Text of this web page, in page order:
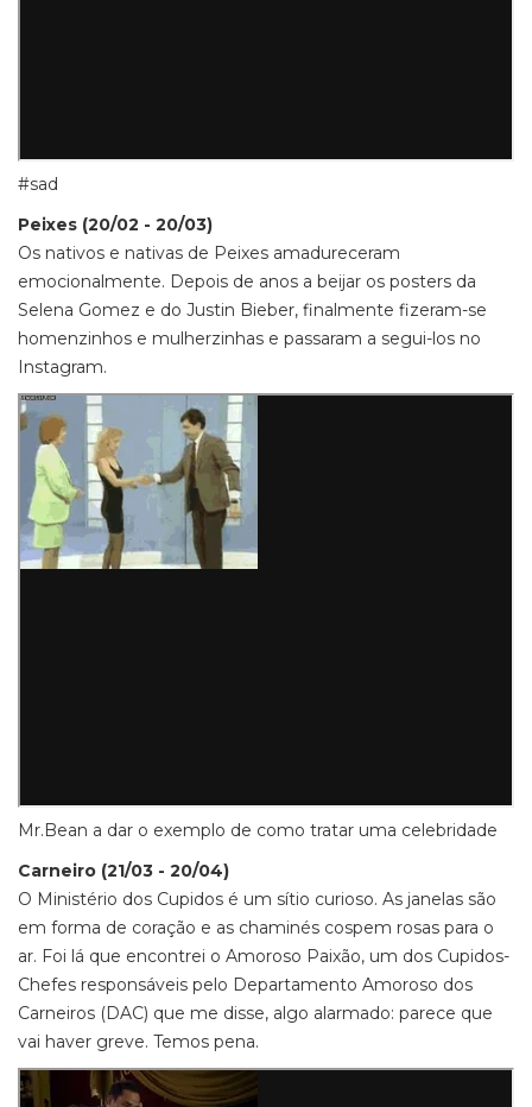
#sad
Peixes (20/02 - 20/03)
Os nativos e nativas de Peixes amadureceram
emocionalmente. Depois de anos a beijar os posters da
Selena Gomez e do Justin Bieber, finalmente fizeram-se
homenzinhos e mulherzinhas e passaram a segui-los no
Instagram.
Mr.Bean a dar o exemplo de como tratar uma celebridade
Carneiro (21/03 - 20/04)
O Ministério dos Cupidos é um sítio curioso. As janelas são
em forma de coração e as chaminés cospem rosas para o
ar. Foi lá que encontrei o Amoroso Paixão, um dos Cupidos-
Chefes responsáveis pelo Departamento Amoroso dos
Carneiros (DAC) que me disse, algo alarmado: parece que
vai haver greve. Temos pena.